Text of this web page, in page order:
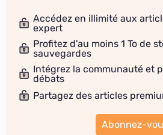
Accédez en illimité aux
expert
Profitez d'au moins 1 To de
sauvegardes
Intégrez la communauté et
débats
Partagez des articles
Abonnez-